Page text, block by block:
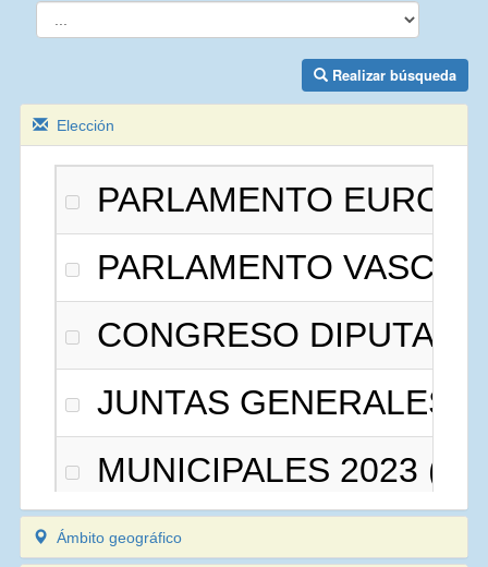
Realizar búsqueda
Elección
PARLAMENTO
PARLAMENTO VASCO
CONGRESO
JUNTAS GENERALES
MUNICIPALES 2023
PARLAMENTO VASCO
Ámbito geográfico